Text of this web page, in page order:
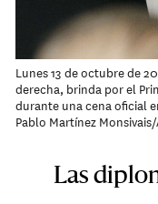
Lunes 13 de octubre de
derecha, brinda por el
durante una cena oficial
Pablo Martínez Monsivais/
Las